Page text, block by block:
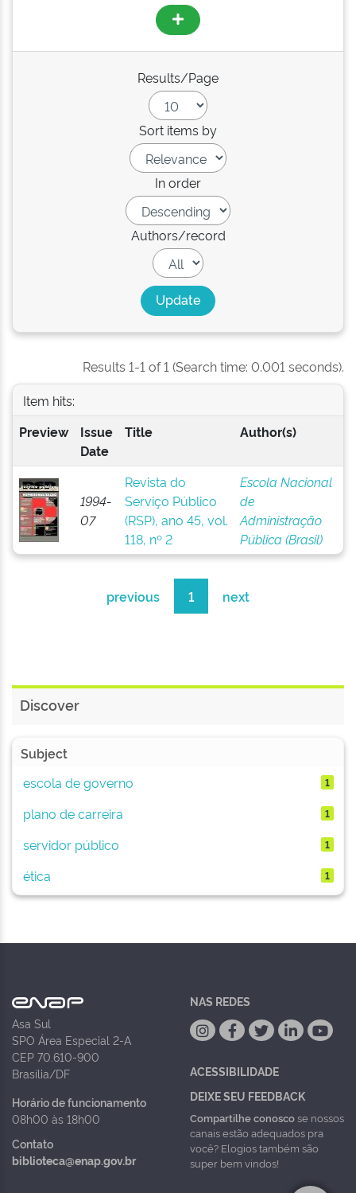
Results/Page
Sort items by
In order
Authors/record
Results 1-1 of 1 (Search time: 0.001 seconds).
Item hits:
Preview
Issue
Date
Title Author(s)
1994-
07
Revista do
Serviço Público
(RSP), ano 45, vol.
118, nº 2
Escola Nacional
de
Administração
Pública (Brasil)
previous 1 next
Discover
Subject
escola de governo
1
plano de carreira 1
servidor público 1
ética 1
Asa Sul
SPO Área Especial 2-A
CEP 70.610-900
Brasília/DF
Horário de funcionamento
08h00 às 18h00
Contato
biblioteca@enap.gov.br
NAS REDES
ACESSIBILIDADE
DEIXE SEU FEEDBACK
Compartilhe conoscose nossos
canais estão adequados pra
você? Elogios também são
super bem vindos!